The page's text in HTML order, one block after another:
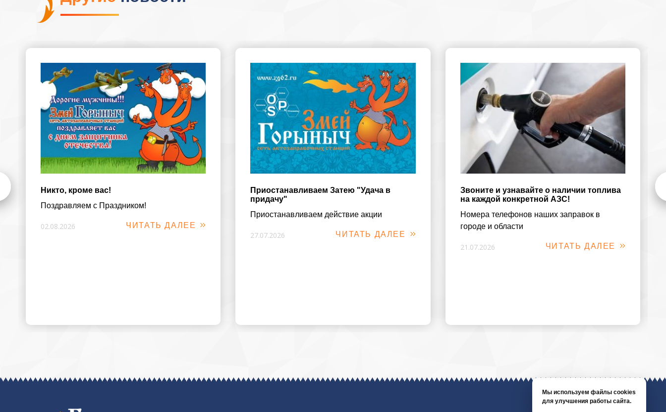
Никто, кроме вас!
Поздравляем с Праздником!
02.08.2026 ЧИТАТЬ ДАЛЕЕ
Приостанавливаем Затею "Удача в
придачу"
Приостанавливаем действие акции
27.07.2026 ЧИТАТЬ ДАЛЕЕ
Звоните и узнавайте о наличии топлива
на каждой конкретной АЗС!
Номера телефонов наших заправок в
городе и области
21.07.2026 ЧИТАТЬ ДАЛЕЕ
Мы используем файлы cookies
для улучшения работы сайта.